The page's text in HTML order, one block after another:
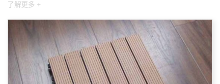
了解更多 +